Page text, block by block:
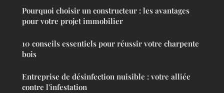
Pourquoi choisir un constructeur : les avantages
pour votre projet immobilier
10 conseils essentiels pour réussir votre charpente
bois
Entreprise de désinfection nuisible : votre alliée
contre l'infestation